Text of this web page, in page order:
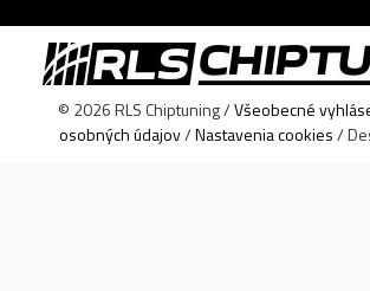
© 2026 RLS Chiptuning /Všeobecné
osobných údajov/Nastavenia cookies/